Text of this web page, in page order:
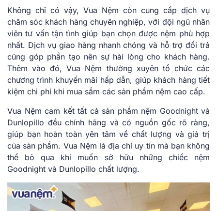
Không chỉ có vậy, Vua Nệm còn cung cấp dịch vụ
chăm sóc khách hàng chuyên nghiệp, với đội ngũ nhân
viên tư vấn tận tình giúp bạn chọn được nệm phù hợp
nhất. Dịch vụ giao hàng nhanh chóng và hỗ trợ đổi trả
cũng góp phần tạo nên sự hài lòng cho khách hàng.
Thêm vào đó, Vua Nệm thường xuyên tổ chức các
chương trình khuyến mãi hấp dẫn, giúp khách hàng tiết
kiệm chi phí khi mua sắm các sản phẩm nệm cao cấp.
Vua Nệm cam kết tất cả sản phẩm nệm Goodnight và
Dunlopillo đều chính hãng và có nguồn gốc rõ ràng,
giúp bạn hoàn toàn yên tâm về chất lượng và giá trị
của sản phẩm. Vua Nệm là địa chỉ uy tín mà bạn không
thể bỏ qua khi muốn sở hữu những chiếc nệm
Goodnight và Dunlopillo chất lượng.